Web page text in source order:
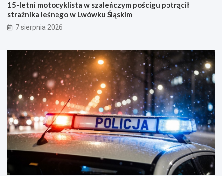
15-letni motocyklista w szaleńczym pościgu potrącił
strażnika leśnego w Lwówku Śląskim
7 sierpnia 2026